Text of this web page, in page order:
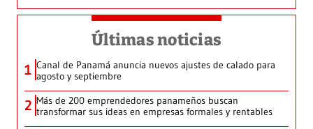
Últimas noticias
1 Canal de Panamá anuncia nuevos ajustes de calado para
agosto y septiembre
2 Más de 200 emprendedores panameños buscan
transformar sus ideas en empresas formales y rentables